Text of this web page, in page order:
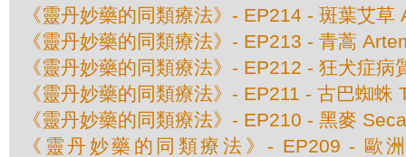
《靈丹妙藥的同類療法》- EP214 - 斑葉艾
《靈丹妙藥的同類療法》- EP213 - 青蒿
《靈丹妙藥的同類療法》- EP212 - 狂犬症病
《靈丹妙藥的同類療法》- EP211 - 古巴蜘
《靈丹妙藥的同類療法》- EP210 - 黑麥
《靈丹妙藥的同類療法》- EP209 - 歐